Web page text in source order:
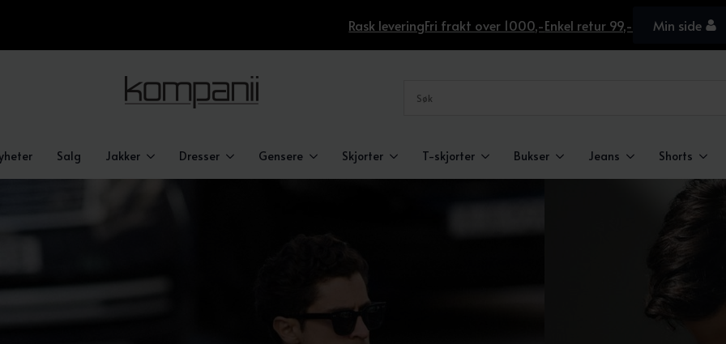
Rask leveringFri frakt over 1000,-Enkel retur 99,- Min side
Salg Jakker Dresser Gensere Skjorter T-skjorter Bukser Jeans Shorts